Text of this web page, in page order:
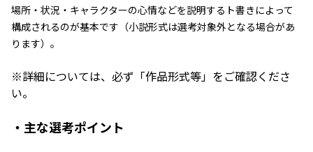
場所・状況・キャラクターの心情などを説明するト書きによって
構成されるのが基本です（小説形式は選考対象外となる場合があ
ります）。
※詳細については、必ず「作品形式等」をご確認くださ
い。
・主な選考ポイント